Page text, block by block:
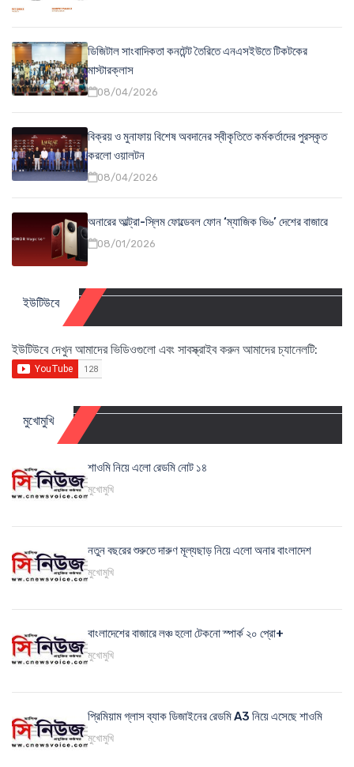
ডিজিটাল সাংবাদিকতা কনটেন্ট তৈরিতে এনএসইউতে টিকটকের
মাস্টারক্লাস
08/04/2026
বিক্রয় ও মুনাফায় বিশেষ অবদানের স্বীকৃতিতে কর্মকর্তাদের পুরস্কৃত
করলো ওয়ালটন
08/04/2026
অনারের আল্ট্রা-স্লিম ফোল্ডেবল ফোন ‘ম্যাজিক ভি৬’ দেশের বাজারে
08/01/2026
ইউটিউবে
ইউটিউবে দেখুন আমাদের ভিডিওগুলো এবং সাবস্ক্রাইব করুন আমাদের চ্যানেলটি:
মুখোমুখি
শাওমি নিয়ে এলো রেডমি নোট ১৪
মুখোমুখি
নতুন বছরের শুরুতে দারুণ মূল্যছাড় নিয়ে এলো অনার বাংলাদেশ
মুখোমুখি
বাংলাদেশের বাজারে লঞ্চ হলো টেকনো স্পার্ক ২০ প্রো+
মুখোমুখি
প্রিমিয়াম গ্লাস ব্যাক ডিজাইনের রেডমি A3 নিয়ে এসেছে শাওমি
মুখোমুখি